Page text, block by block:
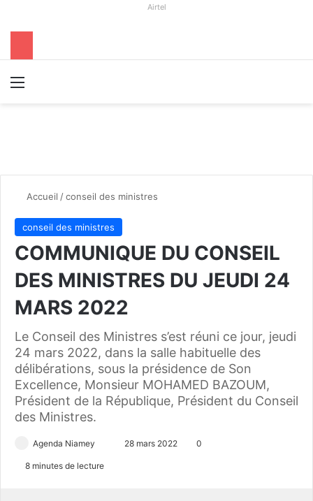
Airtel
Accueil /conseil des ministres
conseil des ministres
COMMUNIQUE DU CONSEIL
DES MINISTRES DU JEUDI 24
MARS 2022
Le Conseil des Ministres s’est réuni ce jour, jeudi
24 mars 2022, dans la salle habituelle des
délibérations, sous la présidence de Son
Excellence, Monsieur MOHAMED BAZOUM,
Président de la République, Président du Conseil
des Ministres.
Agenda Niamey 28 mars 2022 0
8 minutes de lecture